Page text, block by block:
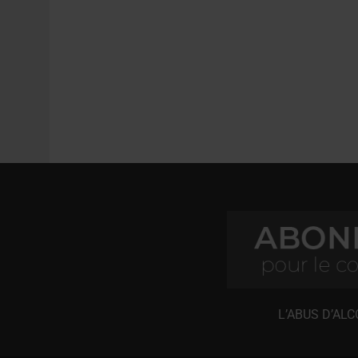
L’ABUS